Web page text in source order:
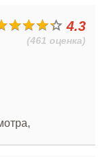
4.3
(461 оценка)